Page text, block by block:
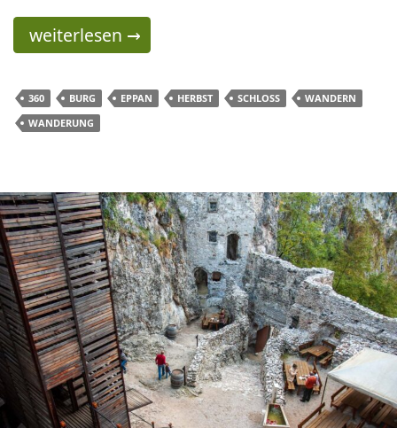
Schloss Hocheppan – Schloss Boymont –
weiterlesen →
360 BURG EPPAN HERBST SCHLOSS
WANDERN
WANDERUNG